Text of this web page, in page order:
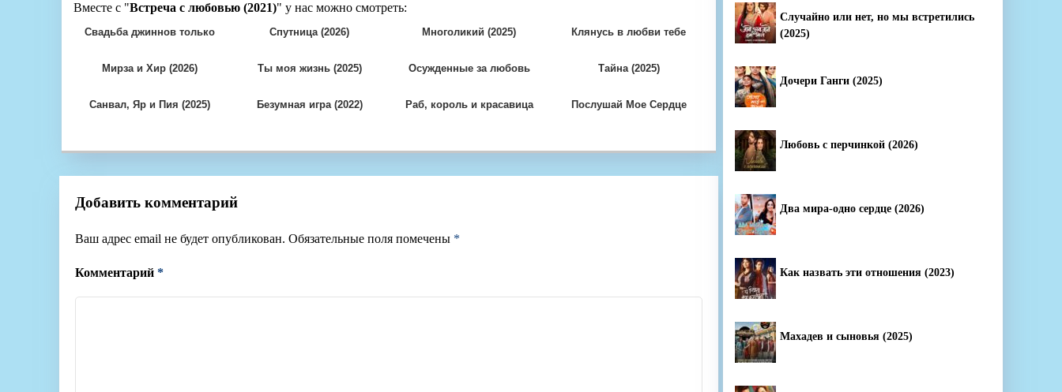
Вместе с "Встреча с любовью (2021)" у нас можно смотреть:
Свадьба джиннов только
Спутница (2026) Многоликий (2025)
Клянусь в любви тебе
Мирза и Хир (2026) Ты моя жизнь (2025)
Осужденные за любовь
Тайна (2025)
Санвал, Яр и Пия (2025) Безумная игра (2022)
Раб, король и красавица
Послушай Мое Сердце
Добавить комментарий
Ваш адрес email не будет опубликован. Обязательные поля помечены *
Комментарий *
Случайно или нет, но мы встретились
(2025)
Дочери Ганги (2025)
Любовь с перчинкой (2026)
Два мира-одно сердце (2026)
Как назвать эти отношения (2023)
Махадев и сыновья (2025)